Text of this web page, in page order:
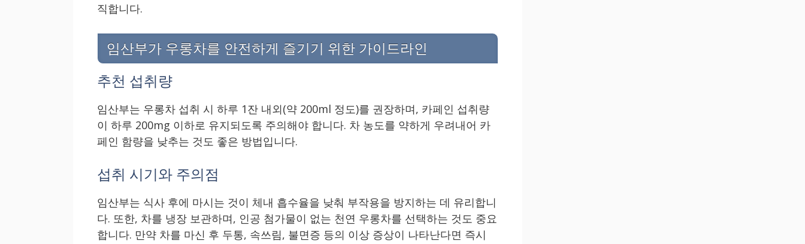
직합니다.
임산부가 우롱차를 안전하게 즐기기 위한 가이드라인
추천 섭취량
임산부는 우롱차 섭취 시 하루 1잔 내외(약 200ml 정도)를 권장하며, 카페인 섭취량
이 하루 200mg 이하로 유지되도록 주의해야 합니다. 차 농도를 약하게 우려내어 카
페인 함량을 낮추는 것도 좋은 방법입니다.
섭취 시기와 주의점
임산부는 식사 후에 마시는 것이 체내 흡수율을 낮춰 부작용을 방지하는 데 유리합니
다. 또한, 차를 냉장 보관하며, 인공 첨가물이 없는 천연 우롱차를 선택하는 것도 중요
합니다. 만약 차를 마신 후 두통, 속쓰림, 불면증 등의 이상 증상이 나타난다면 즉시